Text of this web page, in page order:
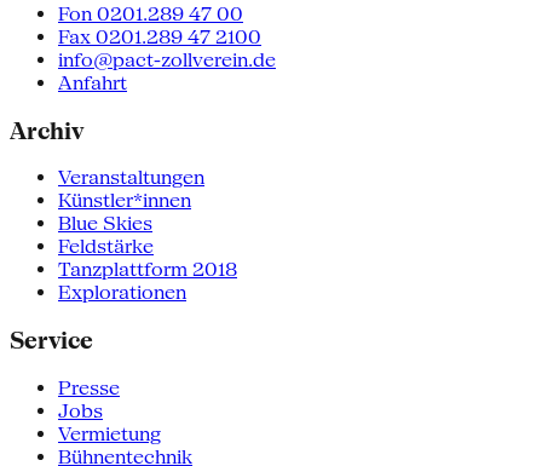
Fon 0201.289 47 00
Fax 0201.289 47 2100
info@pact-zollverein.de
Anfahrt
Archiv
Veranstaltungen
Künstler*innen
Blue Skies
Feldstärke
Tanzplattform 2018
Explorationen
Service
Presse
Jobs
Vermietung
Bühnentechnik